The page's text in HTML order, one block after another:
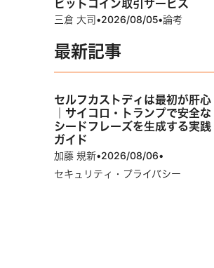
ビットコイン取引サービス
三倉 大司•2026/08/05•論考
最新記事
セルフカストディは最初が肝心
｜サイコロ・トランプで安全な
シードフレーズを生成する実践
ガイド
加藤 規新•2026/08/06•
セキュリティ・プライバシー